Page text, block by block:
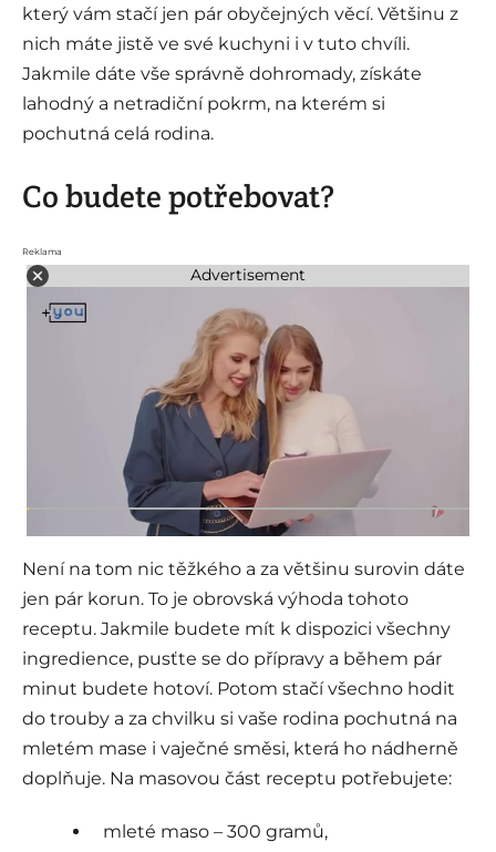
který vám stačí jen pár obyčejných věcí. Většinu z
nich máte jistě ve své kuchyni i v tuto chvíli.
Jakmile dáte vše správně dohromady, získáte
lahodný a netradiční pokrm, na kterém si
pochutná celá rodina.
Co budete potřebovat?
Reklama
Advertisement
Není na tom nic těžkého a za většinu surovin dáte
jen pár korun. To je obrovská výhoda tohoto
receptu. Jakmile budete mít k dispozici všechny
ingredience, pusťte se do přípravy a během pár
minut budete hotoví. Potom stačí všechno hodit
do trouby a za chvilku si vaše rodina pochutná na
mletém mase i vaječné směsi, která ho nádherně
doplňuje. Na masovou část receptu potřebujete:
mleté maso – 300 gramů,